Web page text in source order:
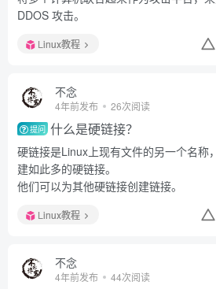
DDOS 攻击。
Linux教程
不念
4年前发布 26次阅读
提问 什么是硬链接？
硬链接是Linux上现有文件的另一个名称
建如此多的硬链接。
他们可以为其他硬链接创建链接。
Linux教程
不念
4年前发布 44次阅读